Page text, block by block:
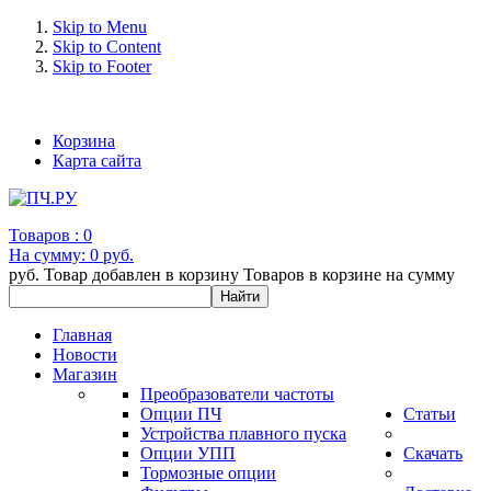
Skip to Menu
Skip to Content
Skip to Footer
Корзина
Карта сайта
Товаров : 0
На сумму: 0 руб.
руб. Товар добавлен в корзину Товаров в корзине на сумму
Главная
Новости
Магазин
Преобразователи частоты
Опции ПЧ
Устройства плавного пуска
Опции УПП
Тормозные опции
Статьи
Скачать